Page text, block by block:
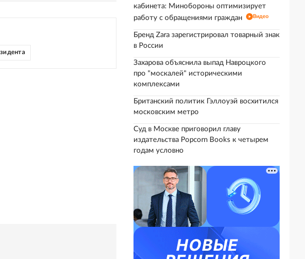
кабинета: Минобороны оптимизирует
работу с обращениями граждан
Видео
Бренд Zara зарегистрировал товарный знак
в России
Захарова объяснила выпад Навроцкого
про "москалей" историческими
комплексами
Британский политик Гэллоуэй восхитился
московским метро
Суд в Москве приговорил главу
издательства Popcorn Books к четырем
годам условно